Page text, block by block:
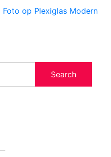
Foto op Plexiglas Modern